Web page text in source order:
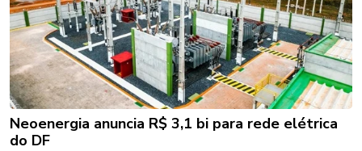
Neoenergia anuncia R$ 3,1 bi para rede elétrica
do DF